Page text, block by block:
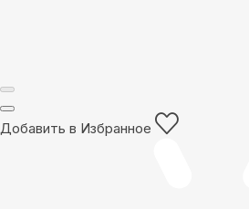
Добавить в Избранное